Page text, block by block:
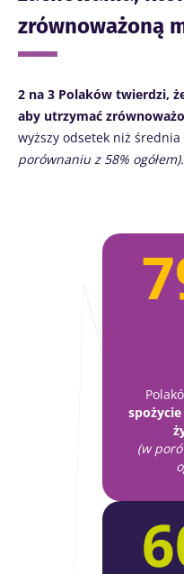
zrównoważoną
2 na 3 Polaków twierdzi,
aby utrzymać
wyższy odsetek niż
porównaniu z 58% ogółem).
(w